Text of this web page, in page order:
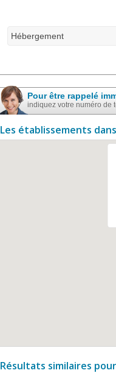
Hébergement
Pour être rappelé
indiquez votre numéro de
Les établissements
Résultats similaires